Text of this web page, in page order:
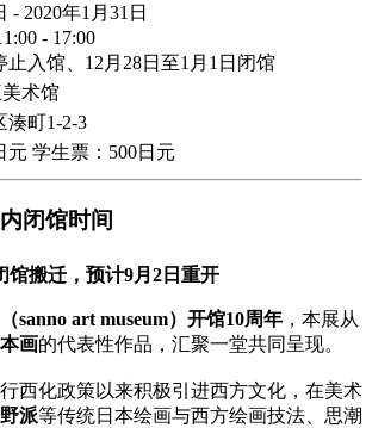
- 2020年1月31日
- 17:00
止入馆、12月28日至1月1日闭馆
术馆
湊町1-2-3
元 学生票：500日元
闭馆时间
馆搬迁，预计9月2日重开
sanno art museum）开馆10周年 ，本展从
画的代表性作品，汇聚一堂共同呈现。
西化政策以来积极引进西方文化，在美术
派等传统日本绘画与西方绘画技法、思潮